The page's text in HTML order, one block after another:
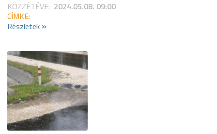
KÖZZÉTÉVE: 2024.05.08. 09:00
CÍMKE:
Részletek »